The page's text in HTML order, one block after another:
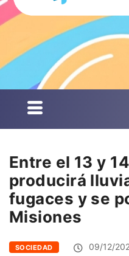
Entre el 13 y
producirá
fugaces y se
Misiones
SOCIEDAD 09/12/